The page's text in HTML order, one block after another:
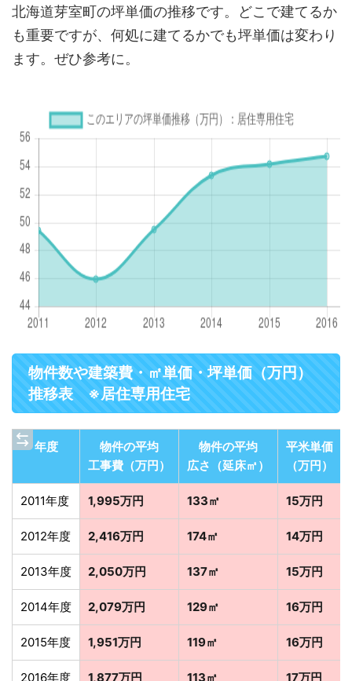
北海道芽室町の坪単価の推移です。どこで建てるか
も重要ですが、何処に建てるかでも坪単価は変わり
ます。ぜひ参考に。
物件数や建築費・㎡単価・坪単価（万円）
推移表 ※居住専用住宅
年度
物件の平均
工事費（万円）
物件の平均
広さ（延床㎡）
平米単価
（万円）
2011年度 1,995万円 133㎡ 15万円
2012年度 2,416万円 174㎡ 14万円
2013年度 2,050万円 137㎡ 15万円
2014年度 2,079万円 129㎡ 16万円
2015年度 1,951万円 119㎡ 16万円
2016年度 1,877万円 113㎡ 17万円